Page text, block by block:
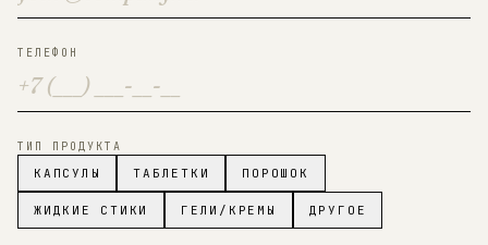
ТЕЛЕФОН
ТИП ПРОДУКТА
КАПСУЛЫ ТАБЛЕТКИ ПОРОШОК
ЖИДКИЕ СТИКИ ГЕЛИ/КРЕМЫ ДРУГОЕ